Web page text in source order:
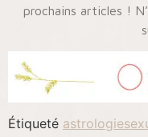
prochains articles !
Étiqueté astrologie